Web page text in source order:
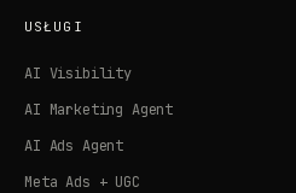
USŁUGI
AI Visibility
AI Marketing Agent
AI Ads Agent
Meta Ads + UGC